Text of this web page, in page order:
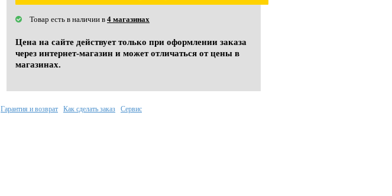
Товар есть в наличии в 4 магазинах
Цена на сайте действует только при оформлении заказа
через интернет-магазин и может отличаться от цены в
магазинах.
Гарантия и возврат Как сделать заказ Сервис